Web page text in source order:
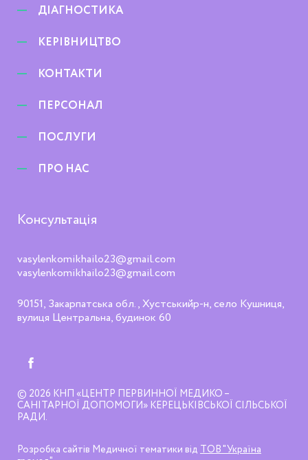
ДІАГНОСТИКА
КЕРІВНИЦТВО
КОНТАКТИ
ПЕРСОНАЛ
ПОСЛУГИ
ПРО НАС
Консультація
vasylenkomikhailo23@gmail.com
vasylenkomikhailo23@gmail.com
90151, Закарпатська обл., Хустськийр-н, село Кушниця,
вулиця Центральна, будинок 60
© 2026 КНП «ЦЕНТР ПЕРВИННОЇ МЕДИКО –
САНІТАРНОЇ ДОПОМОГИ» КЕРЕЦЬКІВСЬКОЇ СІЛЬСЬКОЇ
РАДИ
Розробка сайтів Медичної тематики від ТОВ "Україна